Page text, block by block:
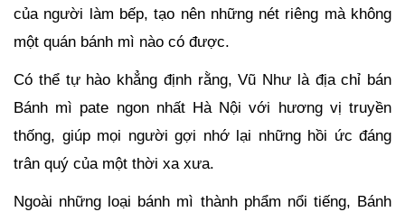
của người làm bếp, tạo nên những nét riêng mà không
một quán bánh mì nào có được.
Có thể tự hào khẳng định rằng, Vũ Như là địa chỉ bán
Bánh mì pate ngon nhất Hà Nội với hương vị truyền
thống, giúp mọi người gợi nhớ lại những hồi ức đáng
trân quý của một thời xa xưa.
Ngoài những loại bánh mì thành phẩm nổi tiếng, Bánh